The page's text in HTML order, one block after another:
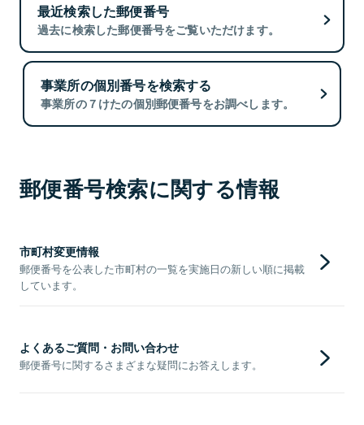
最近検索した郵便番号
過去に検索した郵便番号をご覧いただけます。
事業所の個別番号を検索する
事業所の７けたの個別郵便番号をお調べします。
郵便番号検索に関する情報
市町村変更情報
郵便番号を公表した市町村の一覧を実施日の新しい順に掲載
しています。
よくあるご質問・お問い合わせ
郵便番号に関するさまざまな疑問にお答えします。